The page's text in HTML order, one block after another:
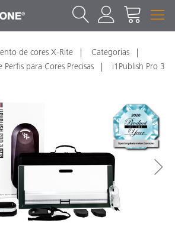
de cores X-Rite
Categorias
para Cores Precisas
i1Publish Pro 3